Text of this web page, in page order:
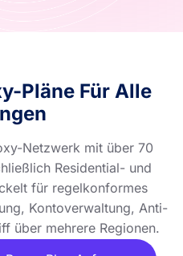
Pläne Für Alle
Netzwerk mit über 70
Residential- und
für regelkonformes
Kontoverwaltung, Anti-
über mehrere Regionen.